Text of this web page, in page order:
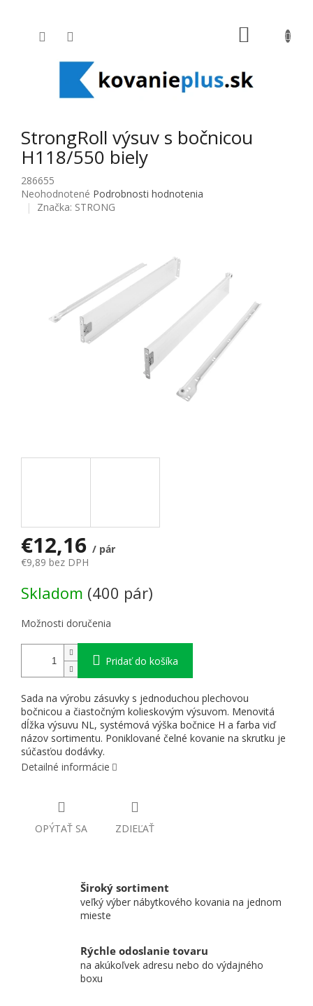
StrongRoll výsuv s bočnicou
H118/550 biely
286655
Priemerné hodnotenie produktu je 0,0 z 5 hviezdičiek.
Neohodnotené Podrobnosti hodnotenia
Značka: STRONG
€12,16 / pár
€9,89 bez DPH
Skladom (400 pár)
Možnosti doručenia
Pridať do košíka
Sada na výrobu zásuvky s jednoduchou plechovou
bočnicou a čiastočným kolieskovým výsuvom. Menovitá
dĺžka výsuvu NL, systémová výška bočnice H a farba viď
názov sortimentu. Poniklované čelné kovanie na skrutku je
súčasťou dodávky.
Detailné informácie
OPÝTAŤ SA ZDIEĽAŤ
Široký sortiment
veľký výber nábytkového kovania na jednom
mieste
Rýchle odoslanie tovaru
na akúkoľvek adresu nebo do výdajného
boxu